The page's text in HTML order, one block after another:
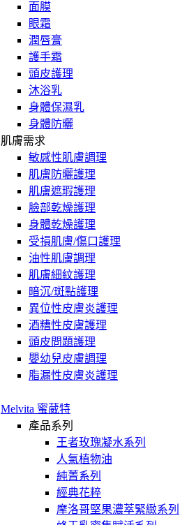
面膜
眼霜
潤唇膏
護手霜
頭皮護理
沐浴乳
身體保濕乳
身體防曬
肌膚需求
敏感性肌膚調理
肌膚防曬護理
肌膚遮瑕護理
臉部乾燥護理
身體乾燥護理
受損肌膚/傷口護理
油性肌膚調理
肌膚細紋護理
暗沉/斑點護理
異位性皮膚炎護理
酒糟性皮膚護理
頭皮問題護理
嬰幼兒皮膚調理
脂漏性皮膚炎護理
Melvita 蜜葳特
產品系列
王者玫瑰凝水系列
人氣植物油
純菁系列
經典花粹
摩洛哥堅果濃萃緊緻系列